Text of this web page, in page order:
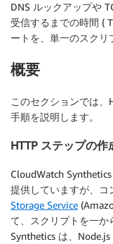
DNS ルックアップや
受信するまでの時間 (
ートを、単一のスクリ
概要
このセクションでは、
手順を説明します。
HTTP ステップの作
CloudWatch
提供していますが、コ
Storage Service
て、スクリプトを一
Synthetics は、